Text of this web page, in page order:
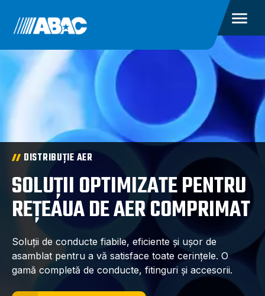
DISTRIBUȚIE AER
SOLUȚII OPTIMIZATE PENTRU
REȚEAUA DE AER COMPRIMAT
Soluții de conducte fiabile, eficiente și ușor de
asamblat pentru a vă satisface toate cerințele. O
gamă completă de conducte, fitinguri și accesorii.